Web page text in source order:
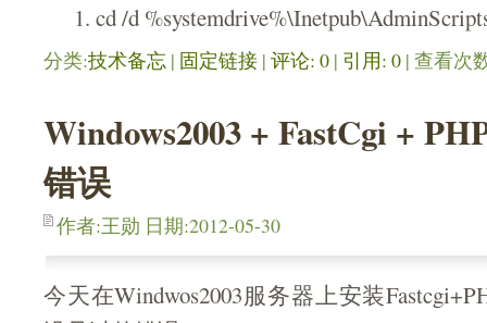
1. cd /d
分类:技术备忘 | 固定链接 | 评论: 0 | 引用: 0 | 查看次
Windows2003 + FastCgi +
错误
作者:王勋 日期:2012-05-30
今天在Windwos2003服务器上安装